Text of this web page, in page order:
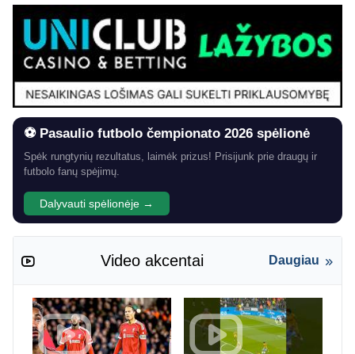
⚽ Pasaulio futbolo čempionato 2026 spėlionė
Spėk rungtynių rezultatus, laimėk prizus! Prisijunk prie draugų ir
futbolo fanų spėjimų.
Dalyvauti spėlionėje →
Video akcentai Daugiau